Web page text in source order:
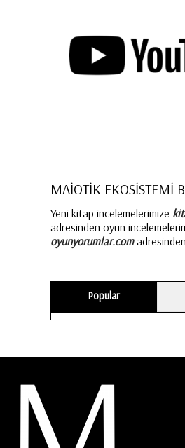
MAİOTİK EKOSİSTEMİ
Yeni kitap incelemelerimize
adresinden oyun
oyunyorumlar.com
Popular